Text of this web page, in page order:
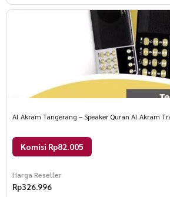
Al Akram Tangerang – Speaker Quran Al Akram
Komisi Rp82.005
Harga Reseller
Rp326.996